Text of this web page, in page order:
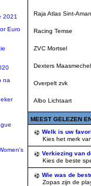
2021
Euro
na
Raja Atlas Sint-
Racing Temse
ZVC Mortsel
Dexters
Overpelt zvk
Albo Lichtaart
MEEST GELEZEN
Welk is uw
Kies het merk van
Verkiezing van
Kies de beste
Wie was de
Zopas zijn de